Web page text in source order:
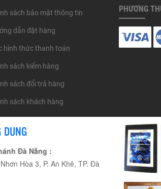
sách bảo mật thông tin
dẫn đặt hàng
hình thức thanh toán
sách kiểm hàng
sách đổi trả hàng
sách khách hàng
PHƯƠNG
DUNG
Đà Nẵng :
Hòa 3, P. An Khê, TP. Đà